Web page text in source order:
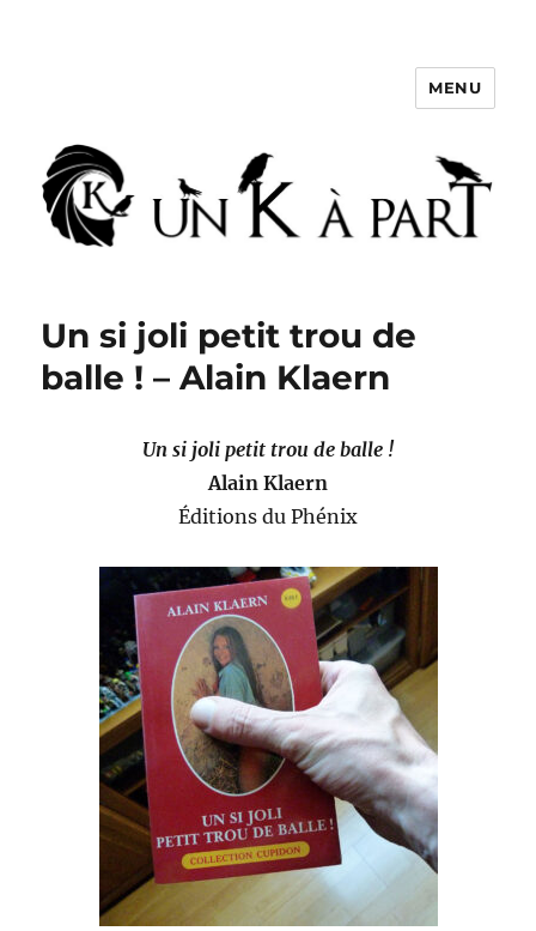
MENU
Un si joli petit trou de
balle ! – Alain Klaern
Un si joli petit trou de balle !
Alain Klaern
Éditions du Phénix